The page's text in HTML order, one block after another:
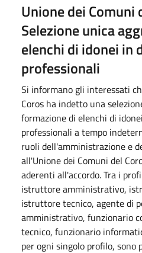
Unione dei Comuni
Selezione unica
elenchi di idonei in
professionali
Si informano gli interessati
Coros ha indetto una
formazione di elenchi di
professionali a tempo
ruoli dell'amministrazione e
all'Unione dei Comuni del
aderenti all'accordo. Tra i
istruttore amministrativo,
istruttore tecnico, agente di
amministrativo, funzionario
tecnico, funzionario
per ogni singolo profilo, sono